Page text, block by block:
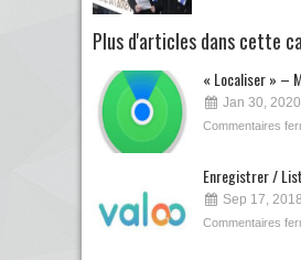
Plus d'articles dans cette
« Localiser » –
Jan 30, 2020
Commentaires
Enregistrer /
Sep 17, 2018
Commentaires